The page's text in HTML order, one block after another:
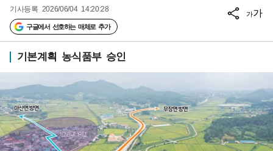
기사등록 2026/06/04 14:20:28
구글에서 선호하는 매체로 추가
가가
기본계획 농식품부 승인